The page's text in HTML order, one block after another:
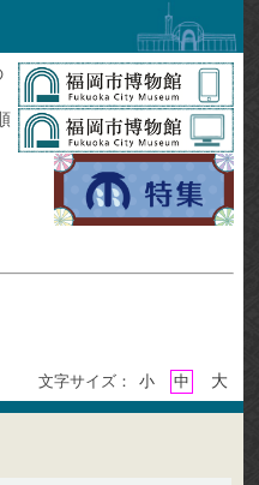
文字サイズ： 小 中 大